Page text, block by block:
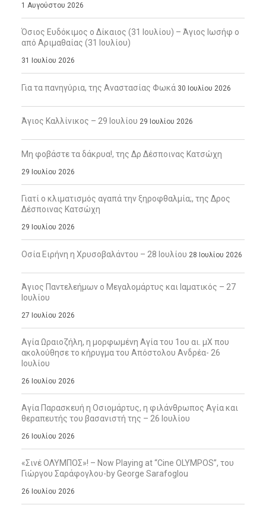
1 Αυγούστου 2026
Όσιος Ευδόκιμος ο Δίκαιος (31 Ιουλίου) – Άγιος Ιωσήφ ο
από Αριμαθαίας (31 Ιουλίου)
31 Ιουλίου 2026
Για τα πανηγύρια, της Αναστασίας Φωκά 30 Ιουλίου 2026
Άγιος Καλλίνικος – 29 Ιουλίου 29 Ιουλίου 2026
Μη φοβάστε τα δάκρυα!, της Δρ Δέσποινας Κατσώχη
29 Ιουλίου 2026
Γιατί ο κλιματισμός αγαπά την ξηροφθαλμία;, της Δρος
Δέσποινας Κατσώχη
29 Ιουλίου 2026
Οσία Ειρήνη η Χρυσοβαλάντου – 28 Ιουλίου 28 Ιουλίου 2026
Άγιος Παντελεήμων ο Μεγαλομάρτυς και Ιαματικός – 27
Ιουλίου
27 Ιουλίου 2026
Αγία Ωραιοζήλη, η μορφωμένη Αγία του 1ου αι. μΧ που
ακολούθησε το κήρυγμα του Απόστολου Ανδρέα- 26
Ιουλίου
26 Ιουλίου 2026
Αγία Παρασκευή η Οσιομάρτυς, η φιλάνθρωπος Αγία και
θεραπευτής του βασανιστή της – 26 Ιουλίου
26 Ιουλίου 2026
«Σινέ ΟΛΥΜΠΟΣ»! – Now Playing at “Cine OLYMPOS”, του
Γιώργου Σαράφογλου-by George Sarafoglou
26 Ιουλίου 2026